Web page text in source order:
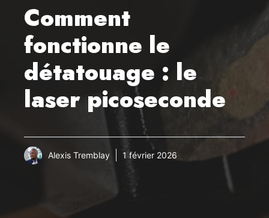
Comment
fonctionne le
détatouage : le
laser picoseconde
Alexis Tremblay 1 février 2026